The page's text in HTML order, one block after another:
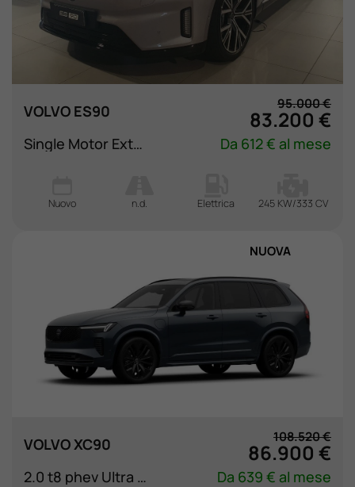
VOLVO ES90 95.000 €
83.200 €
Single Motor Extended Range Ultra Da 612 € al mese
Nuovo n.d. Elettrica 245 KW/333 CV
NUOVA
VOLVO XC90 108.520 €
86.900 €
2.0 t8 phev Ultra Black Edition awd 7p.ti auto Da 639 € al mese